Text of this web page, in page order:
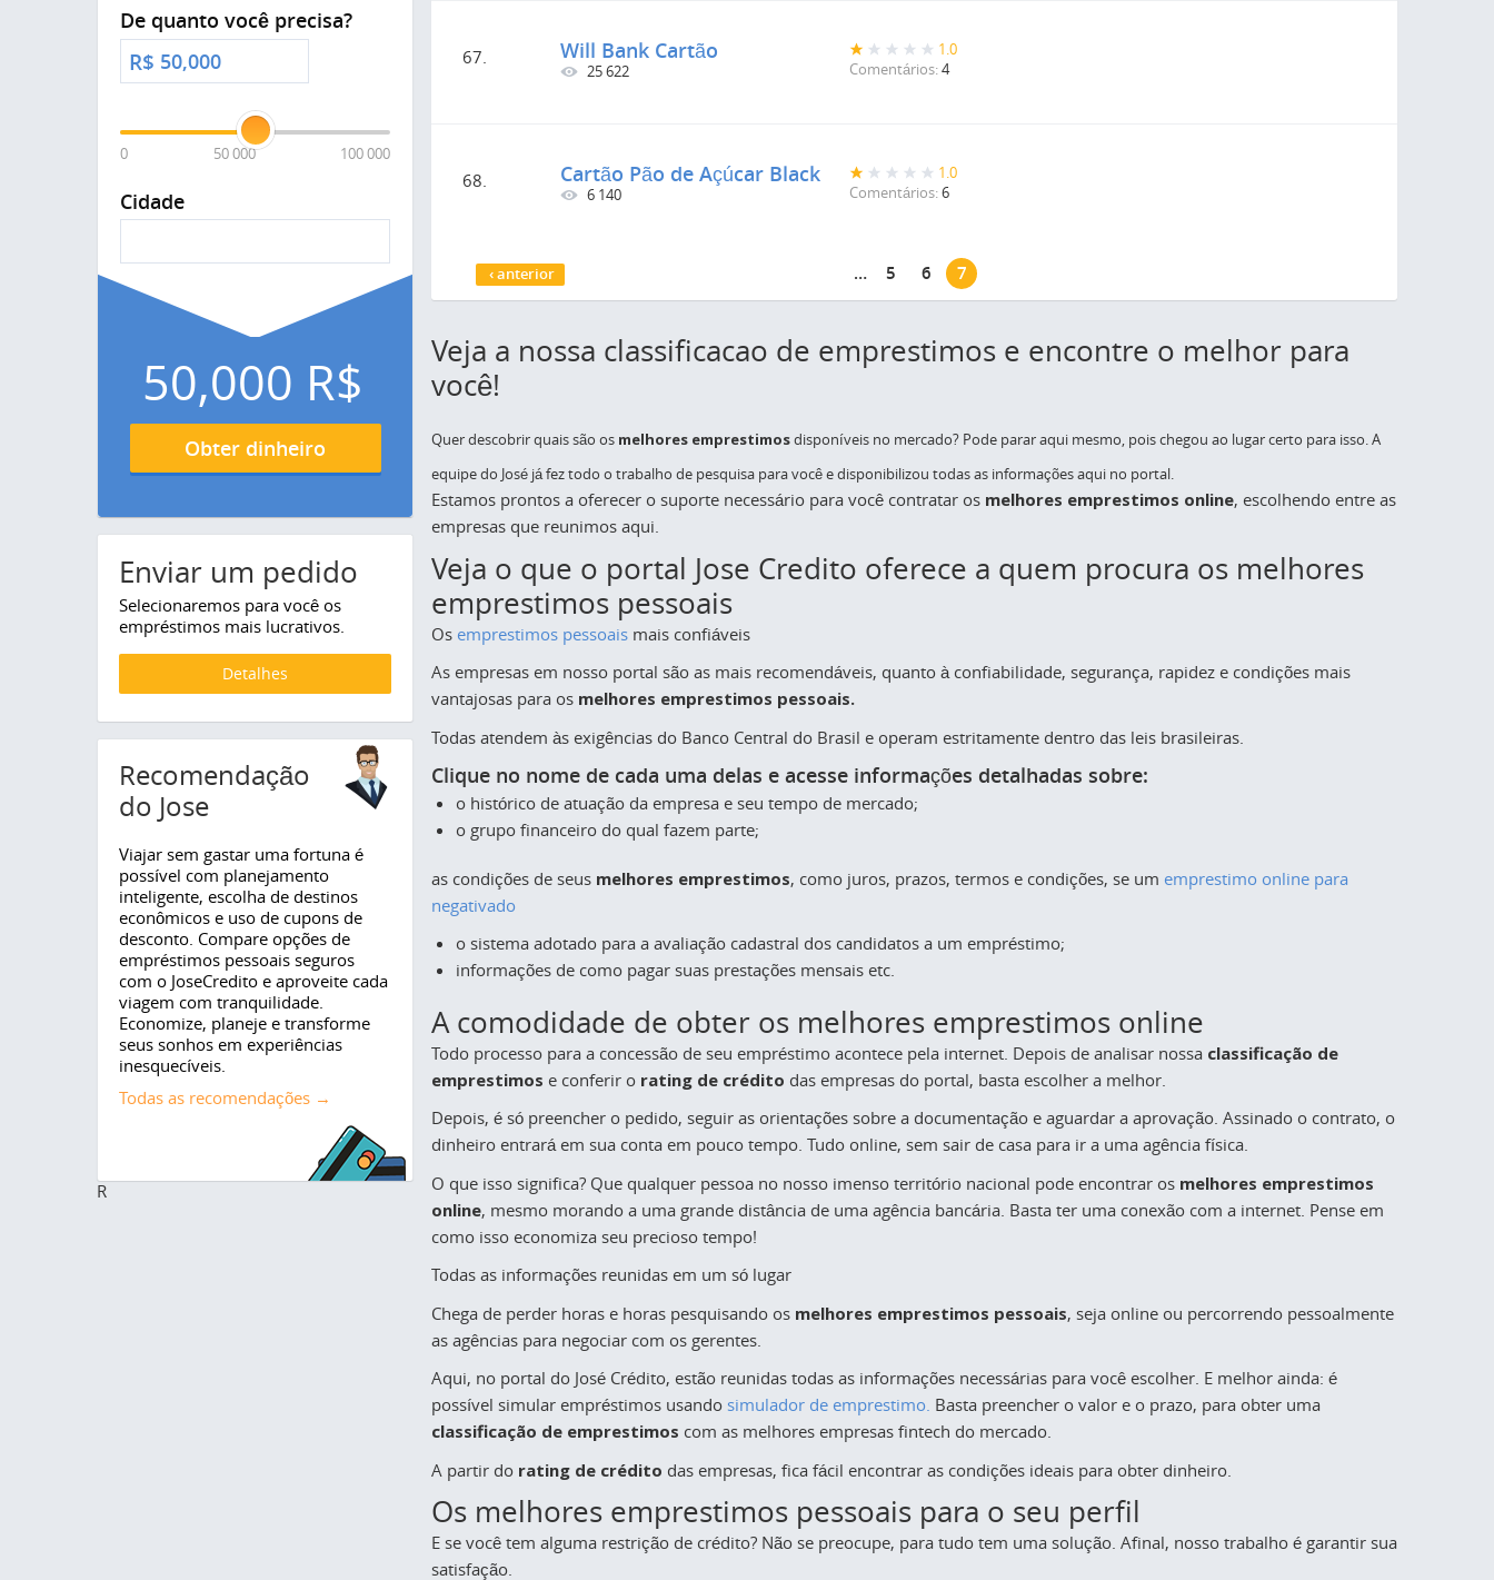
67. Will Bank Cartão
25 622
1.0
Comentários:4
68. Cartão Pão de Açúcar Black
6 140
1.0
Comentários:6
Páginas
‹ anterior … 5 6 7
Veja a nossa classificacao de emprestimos e encontre o melhor para
você!
Quer descobrir quais são os melhores emprestimosdisponíveis no mercado? Pode parar aqui mesmo, pois chegou ao lugar certo para isso. A
equipe do José já fez todo o trabalho de pesquisa para você e disponibilizou todas as informações aqui no portal.
Estamos prontos a oferecer o suporte necessário para você contratar os melhores emprestimos online, escolhendo entre as
empresas que reunimos aqui.
Veja o que o portal Jose Credito oferece a quem procura os melhores
emprestimos pessoais
Os emprestimos pessoaismais confiáveis
As empresas em nosso portal são as mais recomendáveis, quanto à confiabilidade, segurança, rapidez e condições mais
vantajosas para os melhores emprestimos pessoais.
Todas atendem às exigências do Banco Central do Brasil e operam estritamente dentro das leis brasileiras.
Clique no nome de cada uma delas e acesse informações detalhadas sobre:
o histórico de atuação da empresa e seu tempo de mercado;
o grupo financeiro do qual fazem parte;
as condições de seus melhores emprestimos, como juros, prazos, termos e condições, se um emprestimo online para
negativado
o sistema adotado para a avaliação cadastral dos candidatos a um empréstimo;
informações de como pagar suas prestações mensais etc.
A comodidade de obter os melhores emprestimos online
Todo processo para a concessão de seu empréstimo acontece pela internet. Depois de analisar nossa classificação de
emprestimos e conferir o rating de crédito das empresas do portal, basta escolher a melhor.
Depois, é só preencher o pedido, seguir as orientações sobre a documentação e aguardar a aprovação. Assinado o contrato, o
dinheiro entrará em sua conta em pouco tempo. Tudo online, sem sair de casa para ir a uma agência física.
O que isso significa? Que qualquer pessoa no nosso imenso território nacional pode encontrar os melhores emprestimos
online, mesmo morando a uma grande distância de uma agência bancária. Basta ter uma conexão com a internet. Pense em
como isso economiza seu precioso tempo!
Todas as informações reunidas em um só lugar
Chega de perder horas e horas pesquisando os melhores emprestimos pessoais, seja online ou percorrendo pessoalmente
as agências para negociar com os gerentes.
Aqui, no portal do José Crédito, estão reunidas todas as informações necessárias para você escolher. E melhor ainda: é
possível simular empréstimos usando simulador de emprestimo. Basta preencher o valor e o prazo, para obter uma
classificação de emprestimos com as melhores empresas fintech do mercado.
A partir do rating de crédito das empresas, fica fácil encontrar as condições ideais para obter dinheiro.
Os melhores emprestimos pessoais para o seu perfil
E se você tem alguma restrição de crédito? Não se preocupe, para tudo tem uma solução. Afinal, nosso trabalho é garantir sua
satisfação.
De quanto você precisa?
R$
0 50 000 100 000
Cidade
50,000 R$
Obter dinheiro
Enviar um pedido
Selecionaremos para você os
empréstimos mais lucrativos.
Detalhes
Recomendação
do Jose
Viajar sem gastar uma fortuna é
possível com planejamento
inteligente, escolha de destinos
econômicos e uso de cupons de
desconto. Compare opções de
empréstimos pessoais seguros
com o JoseCredito e aproveite cada
viagem com tranquilidade.
Economize, planeje e transforme
seus sonhos em experiências
inesquecíveis.
Todas as recomendações →
R